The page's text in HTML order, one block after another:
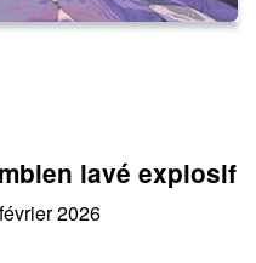
lavé explosif
2026